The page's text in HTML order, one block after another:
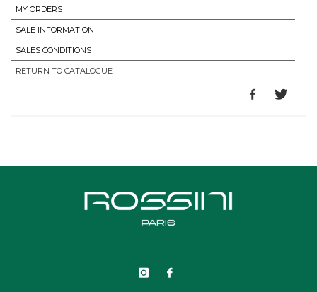
MY ORDERS
SALE INFORMATION
SALES CONDITIONS
RETURN TO CATALOGUE